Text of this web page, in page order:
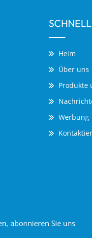
Heim
Über uns
Produkte
Werbung
abonnieren Sie uns